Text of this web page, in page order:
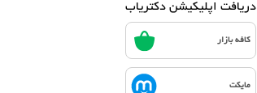
دریافت اپلیکیشن دکتریاب
کافه بازار
مایکت